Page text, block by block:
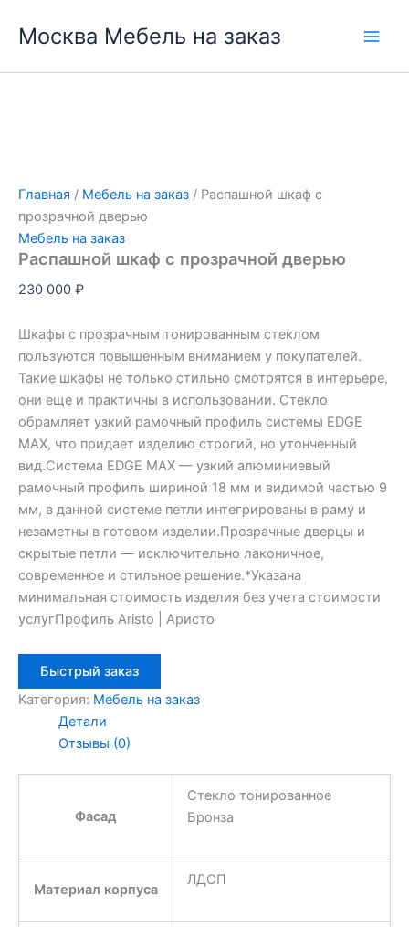
Москва Мебель на заказ
Главная / Мебель на заказ / Распашной шкаф с
прозрачной дверью
Мебель на заказ
Распашной шкаф с прозрачной дверью
230 000 ₽
Шкафы с прозрачным тонированным стеклом
пользуются повышенным вниманием у покупателей.
Такие шкафы не только стильно смотрятся в интерьере,
они еще и практичны в использовании. Стекло
обрамляет узкий рамочный профиль системы EDGE
MAX, что придает изделию строгий, но утонченный
вид.Система EDGE MAX — узкий алюминиевый
рамочный профиль шириной 18 мм и видимой частью 9
мм, в данной системе петли интегрированы в раму и
незаметны в готовом изделии.Прозрачные дверцы и
скрытые петли — исключительно лаконичное,
современное и стильное решение.*Указана
минимальная стоимость изделия без учета стоимости
услугПрофиль Aristo | Аристо
Быстрый заказ
Категория: Мебель на заказ
Детали
Отзывы (0)
Фасад
Стекло тонированное
Бронза
Материал корпуса
ЛДСП